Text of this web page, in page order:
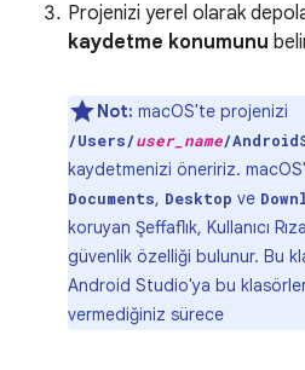
Projenizi yerel olarak
kaydetme konumunu
Not: macOS'te projenizi
/Users/user_name/
kaydetmenizi öneririz.
Documents, Desktop ve
koruyan Şeffaflık, Kullanıcı
güvenlik özelliği bulunur. Bu
Android Studio'ya bu
vermediğiniz sürece